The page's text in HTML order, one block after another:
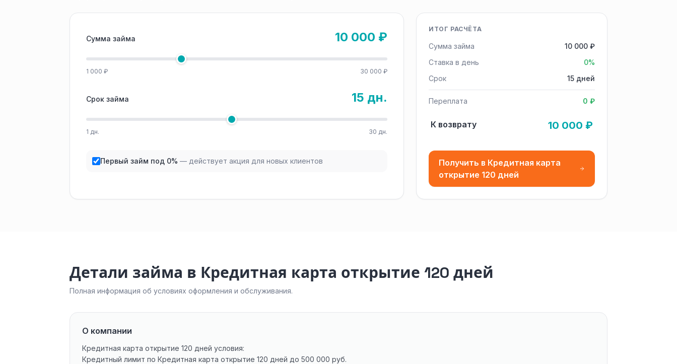
Сумма займа 10 000 ₽
1 000 ₽ 30 000 ₽
Срок займа 15 дн.
1 дн. 30 дн.
Первый займ под 0% — действует акция для новых клиентов
ИТОГ РАСЧЁТА
Сумма займа
10 000 ₽
Ставка в день
0%
Срок
15 дней
Переплата 0 ₽
К возврату 10 000 ₽
Получить в Кредитная карта
открытие 120 дней
Детали займа в Кредитная карта открытие 120 дней
Полная информация об условиях оформления и обслуживания.
О компании
Кредитная карта открытие 120 дней условия:
Кредитный лимит по Кредитная карта открытие 120 дней до 500 000 руб.